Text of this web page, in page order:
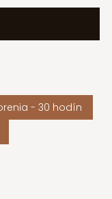
- 30 hodín